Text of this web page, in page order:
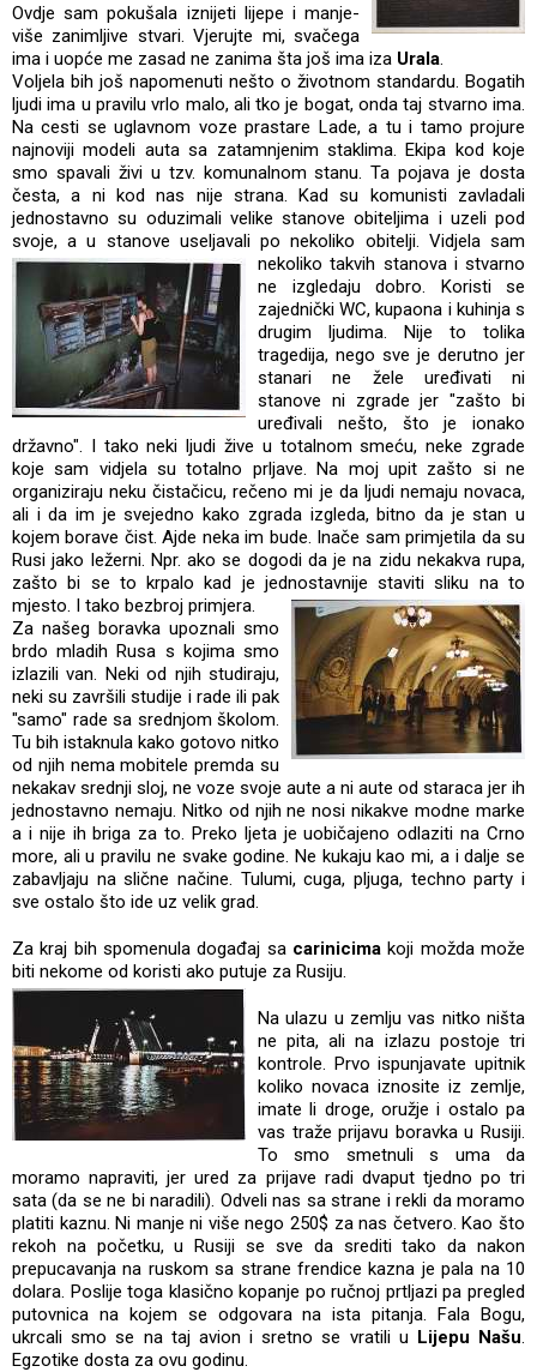
Ovdje sam pokušala iznijeti lijepe i manje-
više zanimljive stvari. Vjerujte mi, svačega
ima i uopće me zasad ne zanima šta još ima iza Urala.
Voljela bih još napomenuti nešto o životnom standardu. Bogatih
ljudi ima u pravilu vrlo malo, ali tko je bogat, onda taj stvarno ima.
Na cesti se uglavnom voze prastare Lade, a tu i tamo projure
najnoviji modeli auta sa zatamnjenim staklima. Ekipa kod koje
smo spavali živi u tzv. komunalnom stanu. Ta pojava je dosta
česta, a ni kod nas nije strana. Kad su komunisti zavladali
jednostavno su oduzimali velike stanove obiteljima i uzeli pod
svoje, a u stanove useljavali po nekoliko obitelji. Vidjela sam
nekoliko takvih stanova i stvarno
ne izgledaju dobro. Koristi se
zajednički WC, kupaona i kuhinja s
drugim ljudima. Nije to tolika
tragedija, nego sve je derutno jer
stanari ne žele uređivati ni
stanove ni zgrade jer "zašto bi
uređivali nešto, što je ionako
državno". I tako neki ljudi žive u totalnom smeću, neke zgrade
koje sam vidjela su totalno prljave. Na moj upit zašto si ne
organiziraju neku čistačicu, rečeno mi je da ljudi nemaju novaca,
ali i da im je svejedno kako zgrada izgleda, bitno da je stan u
kojem borave čist. Ajde neka im bude. Inače sam primjetila da su
Rusi jako ležerni. Npr. ako se dogodi da je na zidu nekakva rupa,
zašto bi se to krpalo kad je jednostavnije staviti sliku na to
mjesto. I tako bezbroj primjera.
Za našeg boravka upoznali smo
brdo mladih Rusa s kojima smo
izlazili van. Neki od njih studiraju,
neki su završili studije i rade ili pak
"samo" rade sa srednjom školom.
Tu bih istaknula kako gotovo nitko
od njih nema mobitele premda su
nekakav srednji sloj, ne voze svoje aute a ni aute od staraca jer ih
jednostavno nemaju. Nitko od njih ne nosi nikakve modne marke
a i nije ih briga za to. Preko ljeta je uobičajeno odlaziti na Crno
more, ali u pravilu ne svake godine. Ne kukaju kao mi, a i dalje se
zabavljaju na slične načine. Tulumi, cuga, pljuga, techno party i
sve ostalo što ide uz velik grad.
Za kraj bih spomenula događaj sa carinicima koji možda može
biti nekome od koristi ako putuje za Rusiju.
Na ulazu u zemlju vas nitko ništa
ne pita, ali na izlazu postoje tri
kontrole. Prvo ispunjavate upitnik
koliko novaca iznosite iz zemlje,
imate li droge, oružje i ostalo pa
vas traže prijavu boravka u Rusiji.
To smo smetnuli s uma da
moramo napraviti, jer ured za prijave radi dvaput tjedno po tri
sata (da se ne bi naradili). Odveli nas sa strane i rekli da moramo
platiti kaznu. Ni manje ni više nego 250$ za nas četvero. Kao što
rekoh na početku, u Rusiji se sve da srediti tako da nakon
prepucavanja na ruskom sa strane frendice kazna je pala na 10
dolara. Poslije toga klasično kopanje po ručnoj prtljazi pa pregled
putovnica na kojem se odgovara na ista pitanja. Fala Bogu,
ukrcali smo se na taj avion i sretno se vratili u Lijepu Našu.
Egzotike dosta za ovu godinu.